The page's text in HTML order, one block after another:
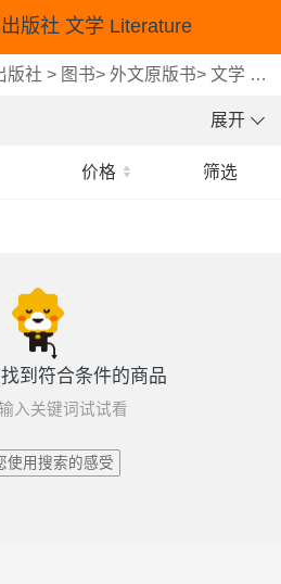
版社 文学 Literature
版社 > 图书>外文原版书>文学 Literature
展开
价格 筛选
到符合条件的商品
入关键词试试看
使用搜索的感受